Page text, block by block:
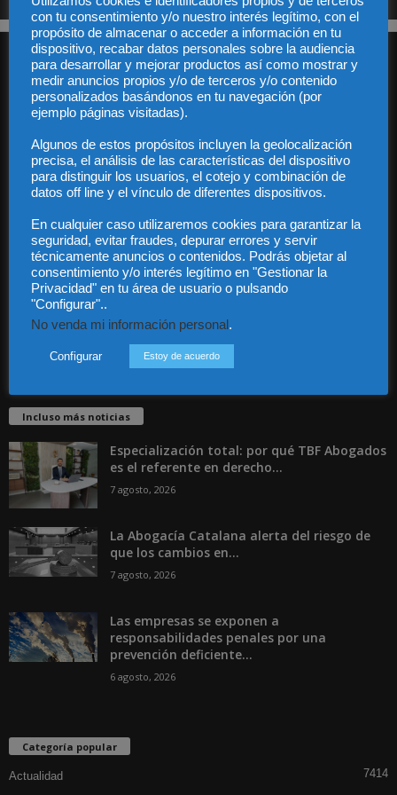
Audiencia y Publicidad
Quiénes somos
Legal
Contacto
Guía Colaboradores
info@diariojuridico.com
Incluso más noticias
Especialización total: por qué TBF Abogados
es el referente en derecho...
7 agosto, 2026
La Abogacía Catalana alerta del riesgo de
que los cambios en...
7 agosto, 2026
Las empresas se exponen a
responsabilidades penales por una
prevención deficiente...
6 agosto, 2026
Categoría popular
Actualidad
7414
con tu consentimiento y/o nuestro interés legítimo, con el
propósito de almacenar o acceder a información en tu
dispositivo, recabar datos personales sobre la audiencia
para desarrollar y mejorar productos así como mostrar y
medir anuncios propios y/o de terceros y/o contenido
personalizados basándonos en tu navegación (por
ejemplo páginas visitadas).
Algunos de estos propósitos incluyen la geolocalización
precisa, el análisis de las características del dispositivo
para distinguir los usuarios, el cotejo y combinación de
datos off line y el vínculo de diferentes dispositivos.
En cualquier caso utilizaremos cookies para garantizar la
seguridad, evitar fraudes, depurar errores y servir
técnicamente anuncios o contenidos. Podrás objetar al
consentimiento y/o interés legítimo en "Gestionar la
Privacidad" en tu área de usuario o pulsando
"Configurar"..
No venda mi información personal .
Configurar Estoy de acuerdo